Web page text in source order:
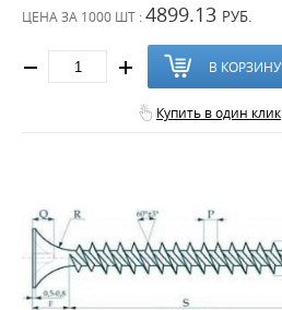
ЦЕНА ЗА 1000 ШТ : 4899.13 РУБ.
В КОРЗИНУ
Купить в один клик